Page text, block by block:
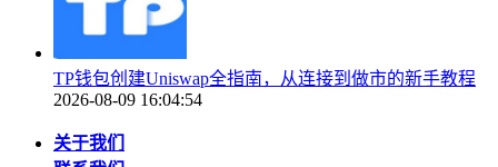
TP钱包创建Uniswap全指南，从连接到做市的新手教程
2026-08-09 16:04:54
关于我们